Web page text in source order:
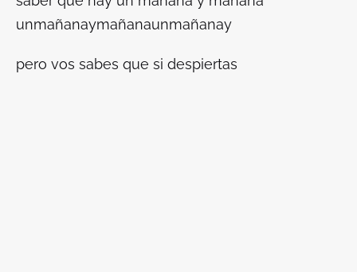
unmañanaymañanaunmañanay
pero vos sabes que si despiertas